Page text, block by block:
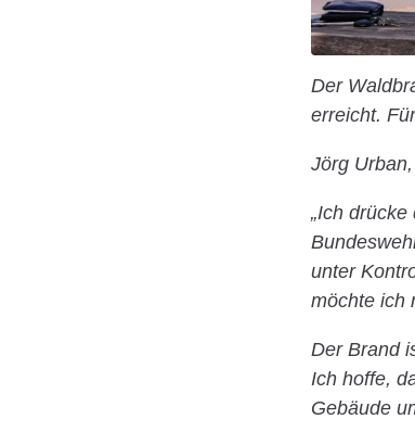
Der
erreicht.
Jörg
„Ich
unter
möchte ich
Der Brand
Ich hoffe,
Gebäude